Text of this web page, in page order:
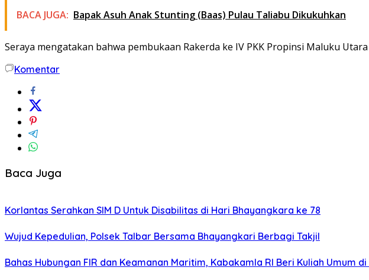
BACA JUGA: Bapak Asuh Anak Stunting (Baas) Pulau Taliabu Dikukuhkan
Seraya mengatakan bahwa pembukaan Rakerda ke IV PKK Propinsi Maluku
Komentar
Baca Juga
Korlantas Serahkan SIM D Untuk Disabilitas di Hari Bhayangkara ke 78
Wujud Kepedulian, Polsek Talbar Bersama Bhayangkari Berbagi Takjil
Bahas Hubungan FIR dan Keamanan Maritim, Kabakamla RI Beri Kuliah Umum di